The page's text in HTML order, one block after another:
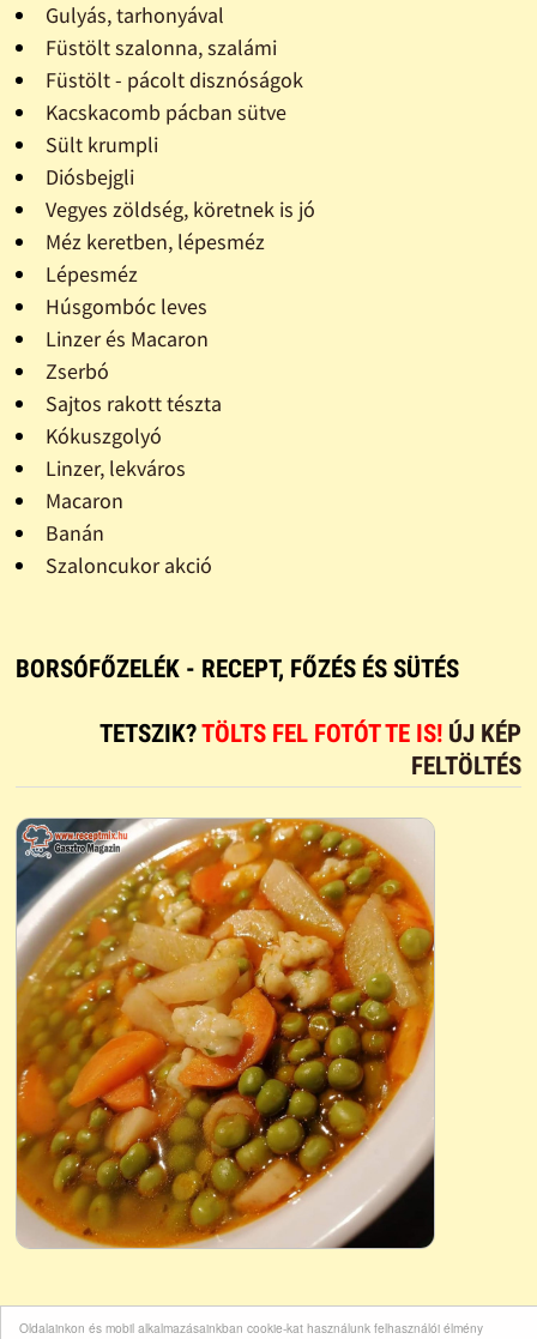
Oldalainkon és mobil alkalmazásainkban cookie-kat használunk felhasználói élmény
Gulyás, tarhonyával
Füstölt szalonna, szalámi
Füstölt - pácolt disznóságok
Kacskacomb pácban sütve
Sült krumpli
Diósbejgli
Vegyes zöldség, köretnek is jó
Méz keretben, lépesméz
Lépesméz
Húsgombóc leves
Linzer és Macaron
Zserbó
Sajtos rakott tészta
Kókuszgolyó
Linzer, lekváros
Macaron
Banán
Szaloncukor akció
BORSÓFŐZELÉK - RECEPT, FŐZÉS ÉS SÜTÉS
TETSZIK?TÖLTS FEL FOTÓT TE IS! ÚJ KÉP
FELTÖLTÉS